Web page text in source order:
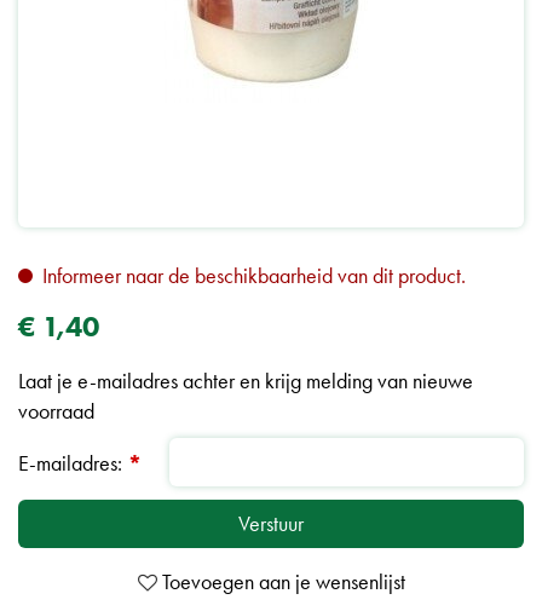
Informeer naar de beschikbaarheid van dit product.
€ 1,40
Laat je e-mailadres achter en krijg melding van nieuwe
voorraad
E-mailadres: *